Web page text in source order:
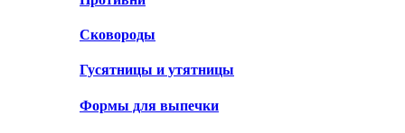
Сковороды
Гусятницы и утятницы
Формы для выпечки